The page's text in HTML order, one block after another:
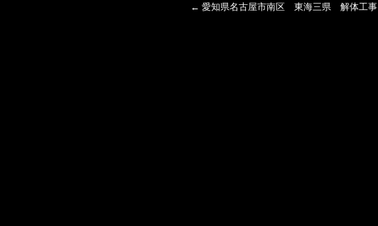
← 愛知県名古屋市南区 東海三県 解体工事